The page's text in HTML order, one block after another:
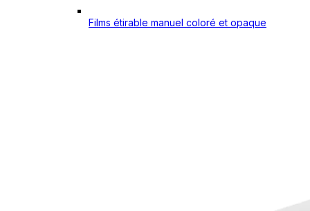
Films étirable manuel coloré et opaque